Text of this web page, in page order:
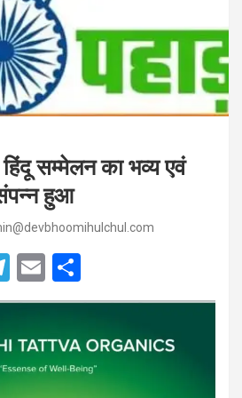
हिंदू सम्मेलन का भव्य एवं
हुआ
T
el
e
gr
a
E
m
ail
h
ar
e